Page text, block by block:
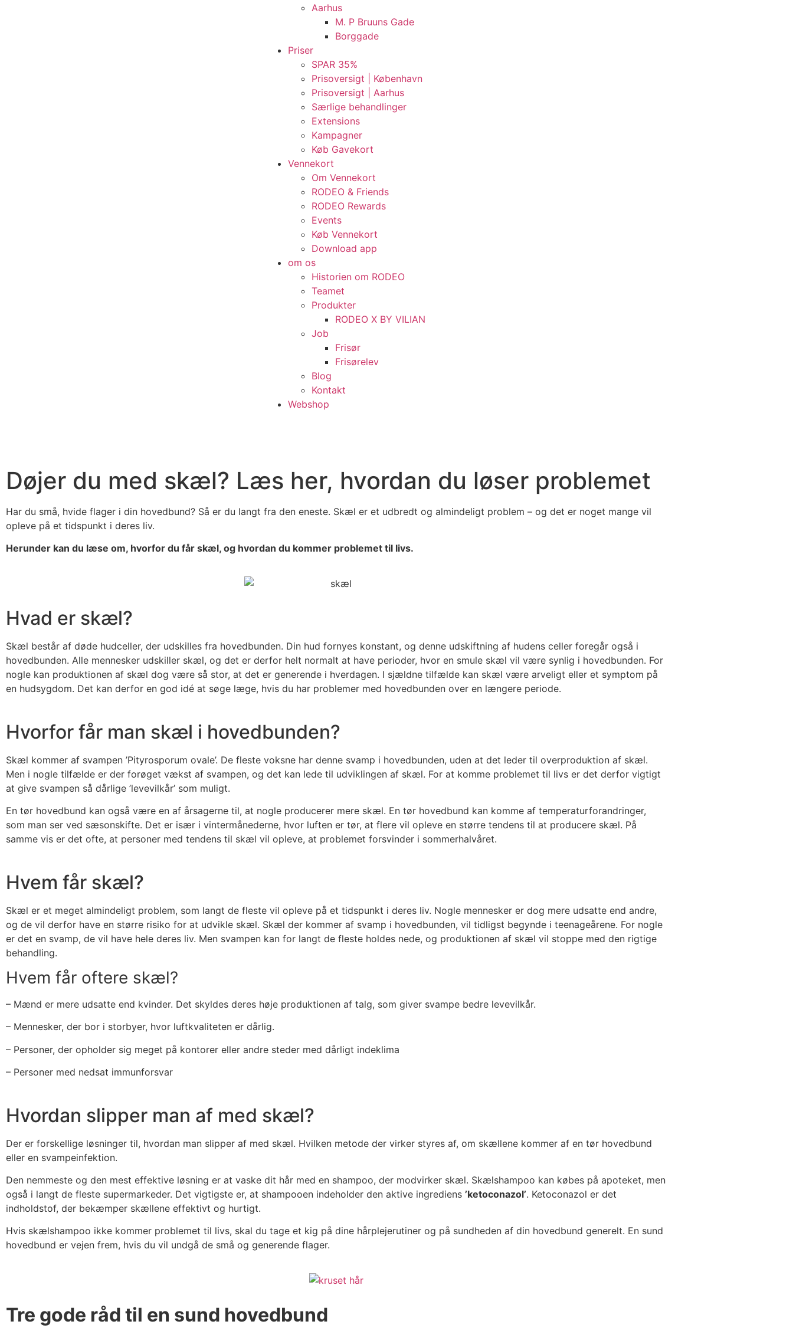
Aarhus
M. P Bruuns Gade
Borggade
Priser
SPAR 35%
Prisoversigt | København
Prisoversigt | Aarhus
Særlige behandlinger
Extensions
Kampagner
Køb Gavekort
Vennekort
Om Vennekort
RODEO & Friends
RODEO Rewards
Events
Køb Vennekort
Download app
om os
Historien om RODEO
Teamet
Produkter
RODEO X BY VILIAN
Job
Frisør
Frisørelev
Blog
Kontakt
Webshop
Døjer du med skæl? Læs her, hvordan du løser problemet
Har du små, hvide flager i din hovedbund? Så er du langt fra den eneste. Skæl er et udbredt og almindeligt problem – og det er noget mange vil
opleve på et tidspunkt i deres liv.
Herunder kan du læse om, hvorfor du får skæl, og hvordan du kommer problemet til livs.
Hvad er skæl?
Skæl består af døde hudceller, der udskilles fra hovedbunden. Din hud fornyes konstant, og denne udskiftning af hudens celler foregår også i
hovedbunden. Alle mennesker udskiller skæl, og det er derfor helt normalt at have perioder, hvor en smule skæl vil være synlig i hovedbunden. For
nogle kan produktionen af skæl dog være så stor, at det er generende i hverdagen. I sjældne tilfælde kan skæl være arveligt eller et symptom på
en hudsygdom. Det kan derfor en god idé at søge læge, hvis du har problemer med hovedbunden over en længere periode.
Hvorfor får man skæl i hovedbunden?
Skæl kommer af svampen ’Pityrosporum ovale’. De fleste voksne har denne svamp i hovedbunden, uden at det leder til overproduktion af skæl.
Men i nogle tilfælde er der forøget vækst af svampen, og det kan lede til udviklingen af skæl. For at komme problemet til livs er det derfor vigtigt
at give svampen så dårlige ’levevilkår’ som muligt.
En tør hovedbund kan også være en af årsagerne til, at nogle producerer mere skæl. En tør hovedbund kan komme af temperaturforandringer,
som man ser ved sæsonskifte. Det er især i vintermånederne, hvor luften er tør, at flere vil opleve en større tendens til at producere skæl. På
samme vis er det ofte, at personer med tendens til skæl vil opleve, at problemet forsvinder i sommerhalvåret.
Hvem får skæl?
Skæl er et meget almindeligt problem, som langt de fleste vil opleve på et tidspunkt i deres liv. Nogle mennesker er dog mere udsatte end andre,
og de vil derfor have en større risiko for at udvikle skæl. Skæl der kommer af svamp i hovedbunden, vil tidligst begynde i teenageårene. For nogle
er det en svamp, de vil have hele deres liv. Men svampen kan for langt de fleste holdes nede, og produktionen af skæl vil stoppe med den rigtige
behandling.
Hvem får oftere skæl?
– Mænd er mere udsatte end kvinder. Det skyldes deres høje produktionen af talg, som giver svampe bedre levevilkår.
– Mennesker, der bor i storbyer, hvor luftkvaliteten er dårlig.
– Personer, der opholder sig meget på kontorer eller andre steder med dårligt indeklima
– Personer med nedsat immunforsvar
Hvordan slipper man af med skæl?
Der er forskellige løsninger til, hvordan man slipper af med skæl. Hvilken metode der virker styres af, om skællene kommer af en tør hovedbund
eller en svampeinfektion.
Den nemmeste og den mest effektive løsning er at vaske dit hår med en shampoo, der modvirker skæl. Skælshampoo kan købes på apoteket, men
også i langt de fleste supermarkeder. Det vigtigste er, at shampooen indeholder den aktive ingrediens ’ketoconazol’. Ketoconazol er det
indholdstof, der bekæmper skællene effektivt og hurtigt.
Hvis skælshampoo ikke kommer problemet til livs, skal du tage et kig på dine hårplejerutiner og på sundheden af din hovedbund generelt. En sund
hovedbund er vejen frem, hvis du vil undgå de små og generende flager.
Tre gode råd til en sund hovedbund